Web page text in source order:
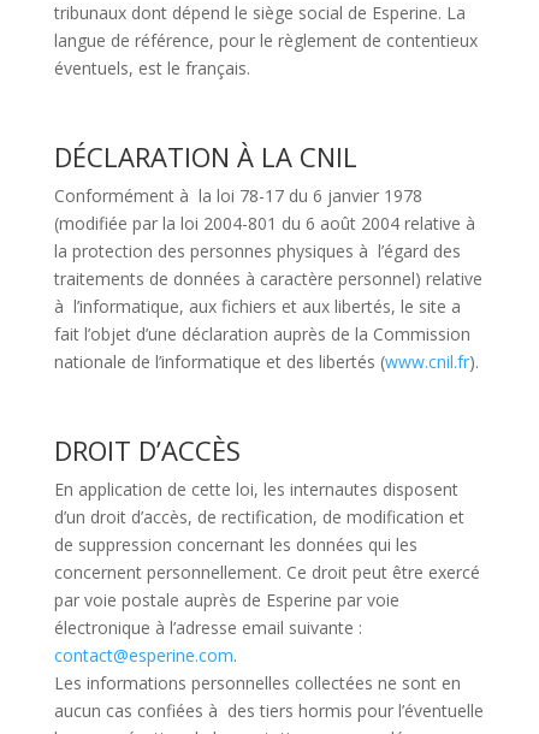
tribunaux dont dépend le siège social de Esperine. La
langue de référence, pour le règlement de contentieux
éventuels, est le français.
DÉCLARATION À LA CNIL
Conformément à la loi 78-17 du 6 janvier 1978
(modifiée par la loi 2004-801 du 6 août 2004 relative à
la protection des personnes physiques à l’égard des
traitements de données à caractère personnel) relative
à l’informatique, aux fichiers et aux libertés, le site a
fait l’objet d’une déclaration auprès de la Commission
nationale de l’informatique et des libertés (www.cnil.fr).
DROIT D’ACCÈS
En application de cette loi, les internautes disposent
d’un droit d’accès, de rectification, de modification et
de suppression concernant les données qui les
concernent personnellement. Ce droit peut être exercé
par voie postale auprès de Esperine par voie
électronique à l’adresse email suivante :
contact@esperine.com.
Les informations personnelles collectées ne sont en
aucun cas confiées à des tiers hormis pour l’éventuelle